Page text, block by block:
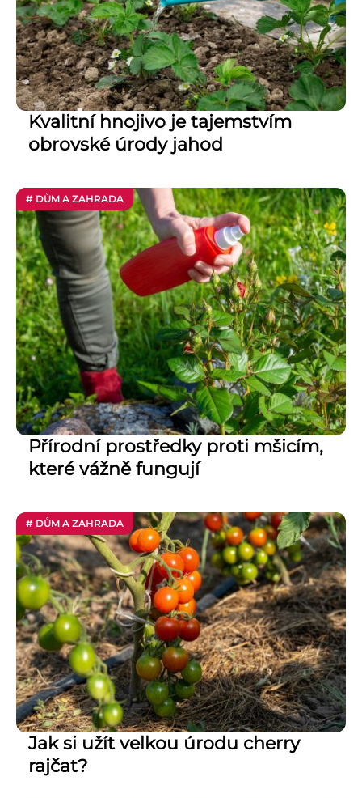
Kvalitní hnojivo je tajemstvím
obrovské úrody jahod
# DŮM A ZAHRADA
Přírodní prostředky proti mšicím,
které vážně fungují
# DŮM A ZAHRADA
Jak si užít velkou úrodu cherry
rajčat?